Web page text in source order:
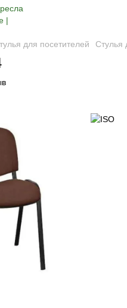
для посетителей Стулья